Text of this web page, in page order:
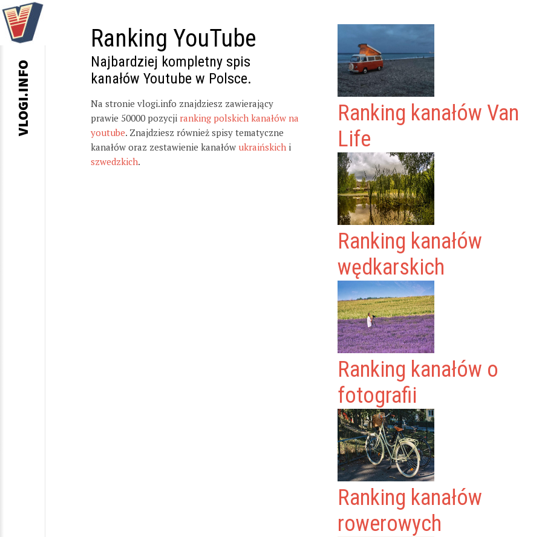
Ranking YouTube
Najbardziej kompletny spis
kanałów Youtube w Polsce.
Na stronie vlogi.info znajdziesz zawierający
prawie 50000 pozycji ranking polskich kanałów na
youtube. Znajdziesz również spisy tematyczne
kanałów oraz zestawienie kanałów ukraińskich i
szwedzkich.
Ranking kanałów Van
Life
Ranking kanałów
wędkarskich
Ranking kanałów o
fotografii
Ranking kanałów
rowerowych
VLOGI.INFO